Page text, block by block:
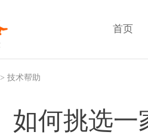
首页
> 技术帮助
如何挑选一